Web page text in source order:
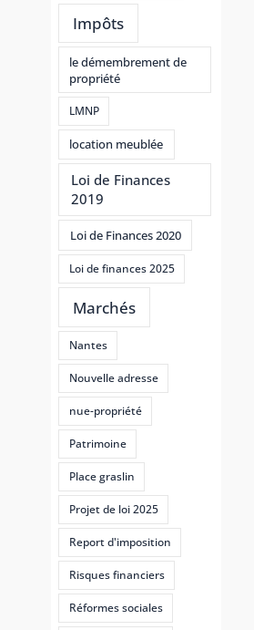
Impôts
le démembrement de
propriété
LMNP
location meublée
Loi de Finances
2019
Loi de Finances 2020
Loi de finances 2025
Marchés
Nantes
Nouvelle adresse
nue-propriété
Patrimoine
Place graslin
Projet de loi 2025
Report d'imposition
Risques financiers
Réformes sociales